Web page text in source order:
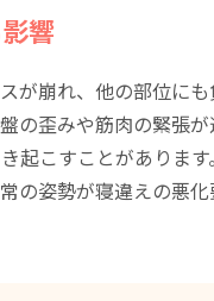
響
が崩れ、他の部位に
の歪みや筋肉の緊張
起こすことがありま
の姿勢が寝違えの悪